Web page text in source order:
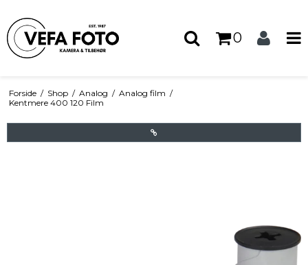
0
Forside / Shop / Analog / Analog film /
Kentmere 400 120 Film